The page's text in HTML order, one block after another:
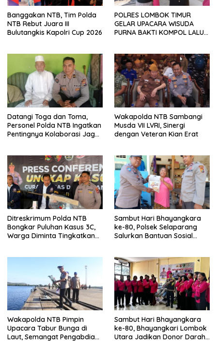
Banggakan NTB, Tim Polda
NTB Rebut Juara III
Bulutangkis Kapolri Cup 2026
POLRES LOMBOK TIMUR
GELAR UPACARA WISUDA
PURNA BAKTI KOMPOL LALU
Datangi Toga dan Toma,
Personel Polda NTB Ingatkan
Pentingnya Kolaborasi Jaga
Wakapolda NTB Sambangi
Musda VII LVRI, Sinergi
dengan Veteran Kian Erat
Ditreskrimum Polda NTB
Bongkar Puluhan Kasus 3C,
Warga Diminta Tingkatkan
Sambut Hari Bhayangkara
ke-80, Polsek Selaparang
Salurkan Bantuan Sosial
Wakapolda NTB Pimpin
Upacara Tabur Bunga di
Laut, Semangat Pengabdian
Sambut Hari Bhayangkara
ke-80, Bhayangkari Lombok
Utara Jadikan Donor Darah